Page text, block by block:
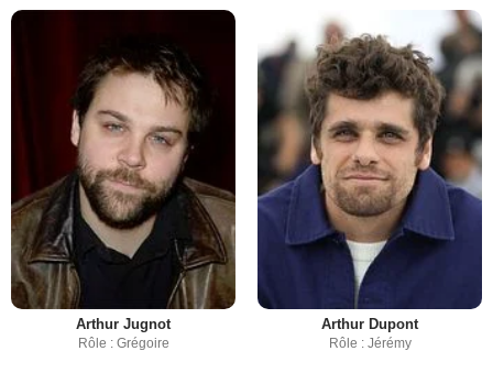
Arthur Jugnot
Rôle : Grégoire
Arthur Dupont
Rôle : Jérémy